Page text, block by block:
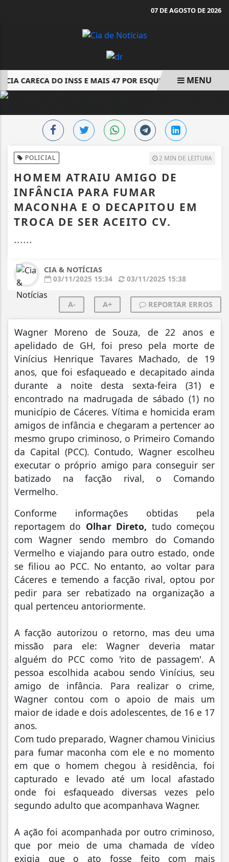
07 DE AGOSTO DE 2026
CARECA DO INSS E MAIS 47 POR ESQUEMA DEMENU
POLICIAL 2 MIN DE LEITURA
HOMEM ATRAIU AMIGO DE
INFÂNCIA PARA FUMAR
MACONHA E O DECAPITOU EM
TROCA DE SER ACEITO CV.
......
CIA & NOTÍCIAS
03/11/2025 15:34
03/11/2025 15:38
A- A+ REPORTAR ERROS
Wagner Moreno de Souza, de 22 anos e
apelidado de GH, foi preso pela morte de
Vinícius Henrique Tavares Machado, de 19
anos, que foi esfaqueado e decapitado ainda
durante a noite desta sexta-feira (31) e
encontrado na madrugada de sábado (1) no
município de Cáceres. Vítima e homicida eram
amigos de infância e chegaram a pertencer ao
mesmo grupo criminoso, o Primeiro Comando
da Capital (PCC). Contudo, Wagner escolheu
executar o próprio amigo para conseguir ser
batizado na facção rival, o Comando
Vermelho.
Conforme informações obtidas pela
reportagem do Olhar Direto, tudo começou
com Wagner sendo membro do Comando
Vermelho e viajando para outro estado, onde
se filiou ao PCC. No entanto, ao voltar para
Cáceres e temendo a facção rival, optou por
pedir para ser rebatizado na organização a
qual pertenceu antoriormente.
A facção autorizou o retorno, mas deu uma
missão para ele: Wagner deveria matar
alguém do PCC como 'rito de passagem'. A
pessoa escolhida acabou sendo Vinícius, seu
amigo de infância. Para realizar o crime,
Wagner contou com o apoio de mais um
maior de idade e dois adolescentes, de 16 e 17
anos.
Com tudo preparado, Wagner chamou Vinicius
para fumar maconha com ele e no momento
em que o homem chegou à residência, foi
capturado e levado até um local afastado
onde foi esfaqueado diversas vezes pelo
segundo adulto que acompanhava Wagner.
A ação foi acompanhada por outro criminoso,
que por meio de uma chamada de vídeo
exigia que o ato fosse feito com mais